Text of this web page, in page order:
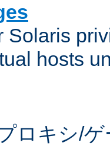
Solaris
hosts
ロキシ/